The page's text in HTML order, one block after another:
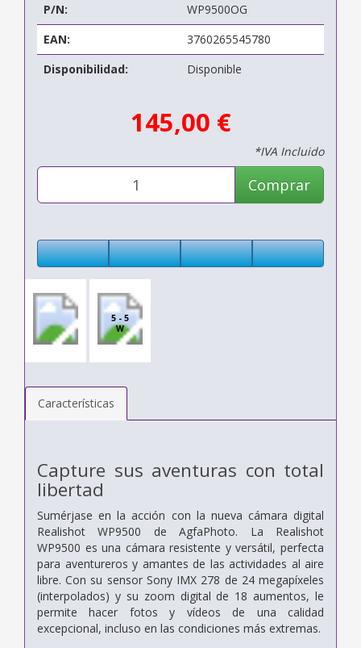
P/N:
WP9500OG
EAN:
3760265545780
Disponibilidad:
Disponible
145,00 €
*IVA Incluido
Comprar
5 - 5
W
Características
Capture sus aventuras con total
libertad
Sumérjase en la acción con la nueva cámara digital
Realishot WP9500 de AgfaPhoto. La Realishot
WP9500 es una cámara resistente y versátil, perfecta
para aventureros y amantes de las actividades al aire
libre. Con su sensor Sony IMX 278 de 24 megapíxeles
(interpolados) y su zoom digital de 18 aumentos, le
permite hacer fotos y vídeos de una calidad
excepcional, incluso en las condiciones más extremas.